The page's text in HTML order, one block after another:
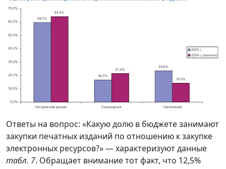
Ответы на вопрос: «Какую долю в бюджете занимают
закупки печатных изданий по отношению к закупке
электронных ресурсов?» — характеризуют данные
табл. 7. Обращает внимание тот факт, что 12,5%